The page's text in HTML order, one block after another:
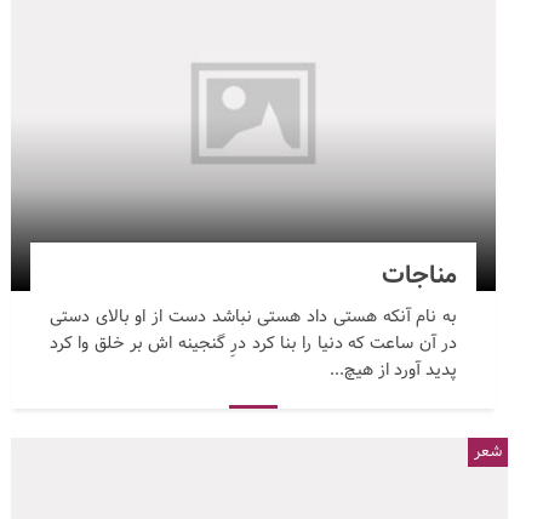
مناجات
به نام آنکه هستی داد هستی نباشد دست از او بالای دستی
در آن ساعت که دنیا را بنا کرد درِ گنجینه اش بر خلق وا کرد
پدید آورد از هیچ...
شعر